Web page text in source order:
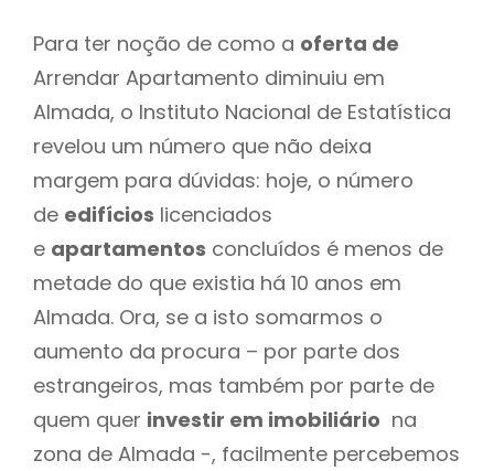
Para ter noção de como a oferta de
Arrendar Apartamento diminuiu em
Almada, o Instituto Nacional de Estatística
revelou um número que não deixa
margem para dúvidas: hoje, o número
de edifícios licenciados
e apartamentos concluídos é menos de
metade do que existia há 10 anos em
Almada. Ora, se a isto somarmos o
aumento da procura – por parte dos
estrangeiros, mas também por parte de
quem quer investir em imobiliário na
zona de Almada -, facilmente percebemos